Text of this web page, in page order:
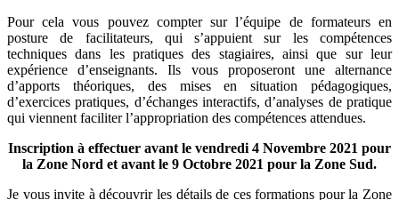
Pour cela vous pouvez compter sur l’équipe de formateurs en
posture de facilitateurs, qui s’appuient sur les compétences
techniques dans les pratiques des stagiaires, ainsi que sur leur
expérience d’enseignants. Ils vous proposeront une alternance
d’apports théoriques, des mises en situation pédagogiques,
d’exercices pratiques, d’échanges interactifs, d’analyses de pratique
qui viennent faciliter l’appropriation des compétences attendues.
Inscription à effectuer avant le vendredi 4 Novembre 2021 pour
la Zone Nord et avant le 9 Octobre 2021 pour la Zone Sud.
Je vous invite à découvrir les détails de ces formations pour la Zone